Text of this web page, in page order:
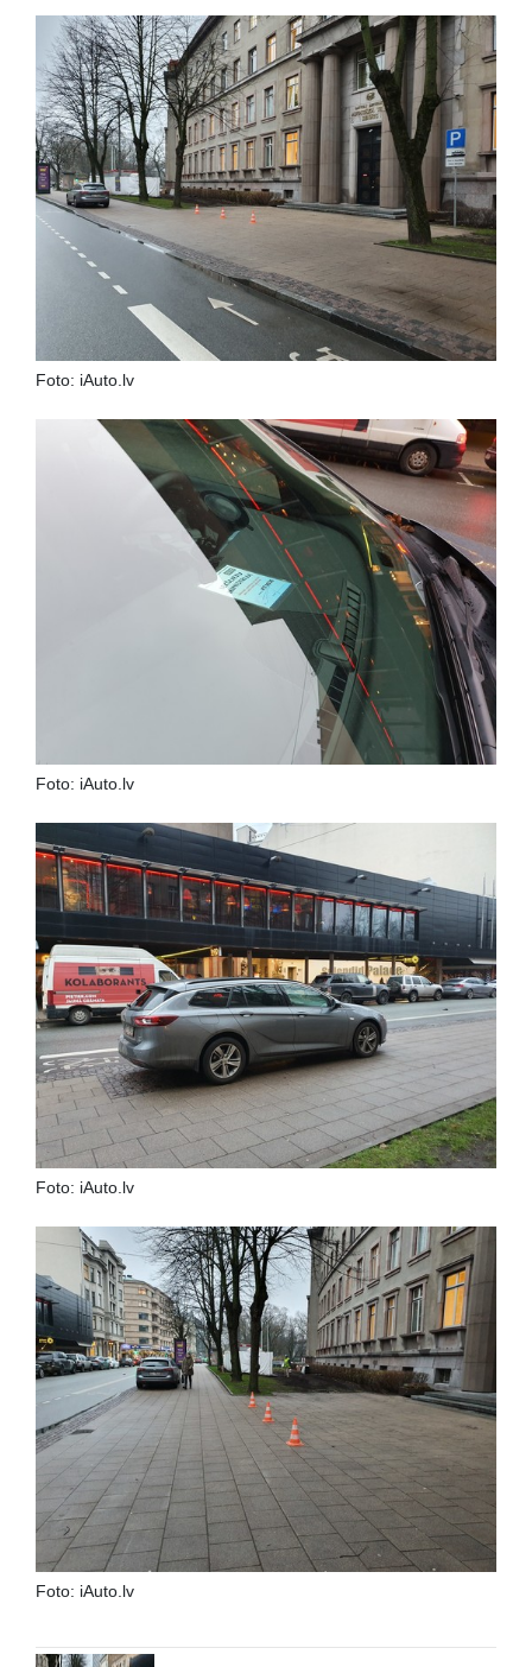
Foto: iAuto.lv
Foto: iAuto.lv
Foto: iAuto.lv
Foto: iAuto.lv